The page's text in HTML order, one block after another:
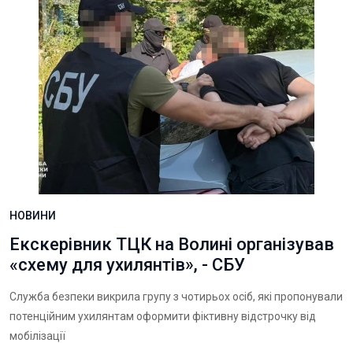
НОВИНИ
Екскерівник ТЦК на Волині організував
«схему для ухилянтів», - СБУ
Служба безпеки викрила групу з чотирьох осіб, які пропонували
потенційним ухилянтам оформити фіктивну відстрочку від
мобілізації